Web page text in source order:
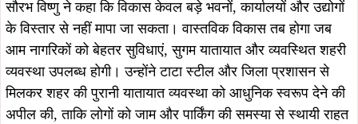
सौरभ विष्णु ने कहा कि विकास केवल बड़े भवनों, कार्यालयों और उद्योगों
के विस्तार से नहीं मापा जा सकता। वास्तविक विकास तब होगा जब
आम नागरिकों को बेहतर सुविधाएं, सुगम यातायात और व्यवस्थित शहरी
व्यवस्था उपलब्ध होगी। उन्होंने टाटा स्टील और जिला प्रशासन से
मिलकर शहर की पुरानी यातायात व्यवस्था को आधुनिक स्वरूप देने की
अपील की, ताकि लोगों को जाम और पार्किंग की समस्या से स्थायी राहत